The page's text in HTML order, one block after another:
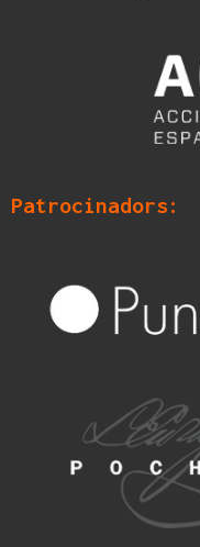
Patrocinadors: